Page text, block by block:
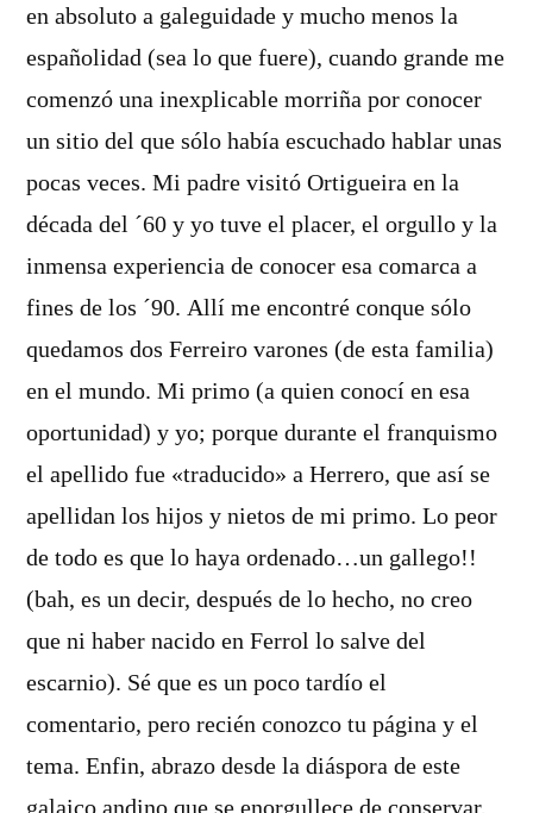
en absoluto a galeguidade y mucho menos la
españolidad (sea lo que fuere), cuando grande me
comenzó una inexplicable morriña por conocer
un sitio del que sólo había escuchado hablar unas
pocas veces. Mi padre visitó Ortigueira en la
década del ´60 y yo tuve el placer, el orgullo y la
inmensa experiencia de conocer esa comarca a
fines de los ´90. Allí me encontré conque sólo
quedamos dos Ferreiro varones (de esta familia)
en el mundo. Mi primo (a quien conocí en esa
oportunidad) y yo; porque durante el franquismo
el apellido fue «traducido» a Herrero, que así se
apellidan los hijos y nietos de mi primo. Lo peor
de todo es que lo haya ordenado…un gallego!!
(bah, es un decir, después de lo hecho, no creo
que ni haber nacido en Ferrol lo salve del
escarnio). Sé que es un poco tardío el
comentario, pero recién conozco tu página y el
tema. Enfin, abrazo desde la diáspora de este